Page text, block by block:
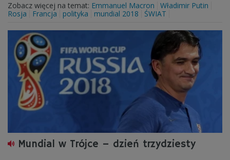
Zobacz więcej na temat: Emmanuel Macron
Władimir Putin
Rosja
Francja polityka mundial 2018 ŚWIAT
Mundial w Trójce – dzień trzydziesty